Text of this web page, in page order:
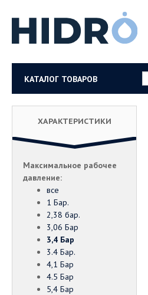
КАТАЛОГ ТОВАРОВ
ХАРАКТЕРИСТИКИ
Максимальное рабочее
давление:
все
1 Бар.
2,38 бар.
3,06 Бар
3,4 Бар
3.4 Бар.
4,1 Бар
4.5 Бар
5,4 Бар